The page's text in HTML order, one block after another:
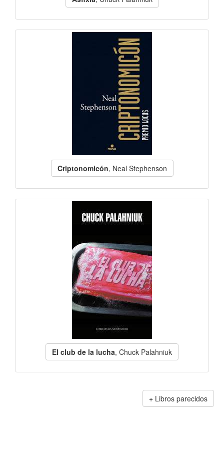
Criptonomicón, Neal Stephenson
El club de la lucha, Chuck Palahniuk
Libros parecidos